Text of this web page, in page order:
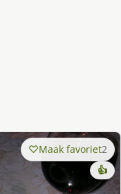
Maak favoriet2
👍